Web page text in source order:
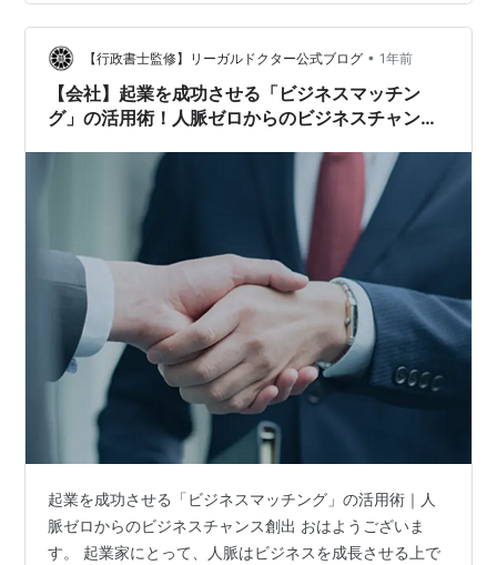
ナック パープル ピンク ベージュ価格：5,200円～（税
込、送料無料) (2025/8/3時点) 楽天で購入 この記事で
は、ビジネス…
【行政書士監修】リーガルドクター公式ブログ • 1年前
【会社】起業を成功させる「ビジネスマッチン
グ」の活用術！人脈ゼロからのビジネスチャンス
起業を成功させる「ビジネスマッチング」の活用術｜人
脈ゼロからのビジネスチャンス創出 おはようございま
す。 起業家にとって、人脈はビジネスを成長させる上で